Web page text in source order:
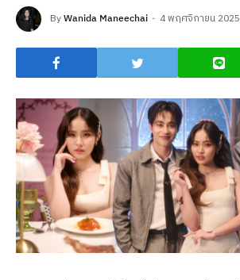
ByWanida Maneechai 4 พฤศจิกายน 2025